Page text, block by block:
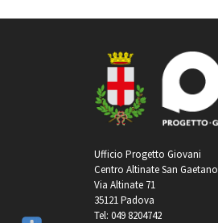
Ufficio Progetto Giovani
Centro Altinate San Gaetano
Via Altinate 71
35121 Padova
Tel: 049 8204742